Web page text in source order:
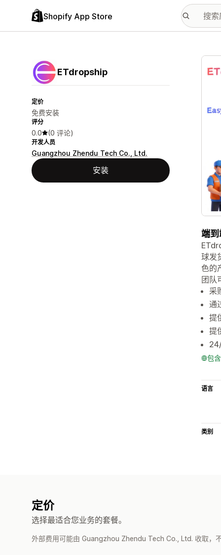
Shopify App Store
ETdropship
定价
免费安装
评分
0.0 (0 评论)
开发人员
Guangzhou Zhendu Tech Co., Ltd.
安装
配图
端
球发
色的
团队
采
通
提
提
包
语言
类别
定价
选择最适合您业务的套餐。
外部费用可能由 Guangzhou Zhendu Tech Co., Ltd. 收取，